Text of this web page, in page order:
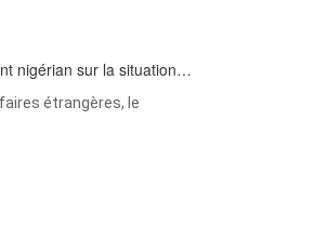
nigérian sur la situation…
étrangères, le